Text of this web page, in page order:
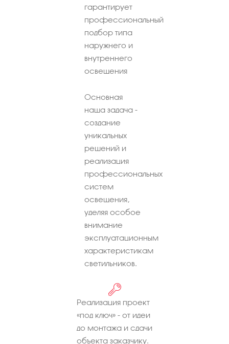
гарантирует
профессиональный
подбор типа
наружнего и
внутреннего
освещения
Основная
наша задача -
создание
уникальных
решений и
реализация
профессиональных
систем
освещения,
уделяя особое
внимание
эксплуатационным
характеристикам
светильников.
Реализация проект
«под ключ» - от идеи
до монтажа и сдачи
объекта заказчику.